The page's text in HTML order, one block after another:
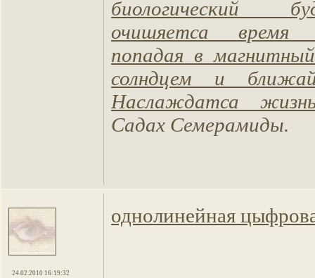
биологический
очишяетса
попадая в
солндцем и
Наслаждатса
Садах Семерамиды.
24.02.2010 16:19:32
однолинейная